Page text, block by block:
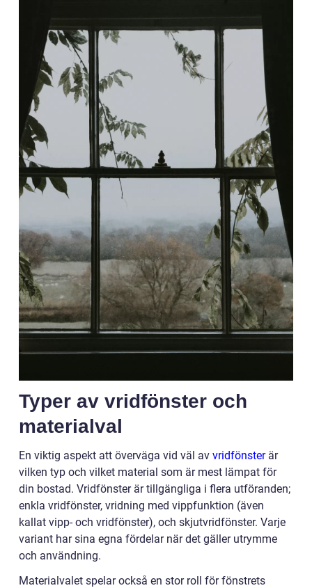
Typer av vridfönster och
materialval
En viktig aspekt att överväga vid väl av vridfönsterär
vilken typ och vilket material som är mest lämpat för
din bostad. Vridfönster är tillgängliga i flera utföranden;
enkla vridfönster, vridning med vippfunktion (även
kallat vipp- och vridfönster), och skjutvridfönster. Varje
variant har sina egna fördelar när det gäller utrymme
och användning.
Materialvalet spelar också en stor roll för fönstrets